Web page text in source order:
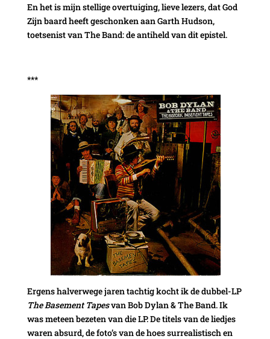
En het is mijn stellige overtuiging, lieve lezers, dat God
Zijn baard heeft geschonken aan Garth Hudson,
toetsenist van The Band: de antiheld van dit epistel.
***
Ergens halverwege jaren tachtig kocht ik de dubbel-LP
The Basement Tapesvan Bob Dylan & The Band. Ik
was meteen bezeten van die LP. De titels van de liedjes
waren absurd, de foto’s van de hoes surrealistisch en